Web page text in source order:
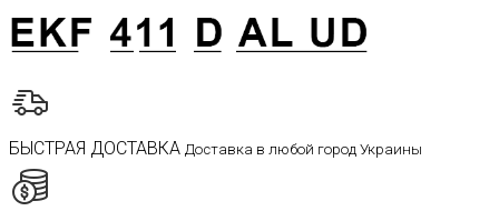
БЫСТРАЯ ДОСТАВКА Доставка в любой город Украины